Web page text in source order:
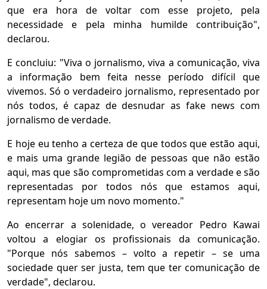
que era hora de voltar com esse projeto, pela
necessidade e pela minha humilde contribuição",
declarou.
E concluiu: "Viva o jornalismo, viva a comunicação, viva
a informação bem feita nesse período difícil que
vivemos. Só o verdadeiro jornalismo, representado por
nós todos, é capaz de desnudar as fake news com
jornalismo de verdade.
E hoje eu tenho a certeza de que todos que estão aqui,
e mais uma grande legião de pessoas que não estão
aqui, mas que são comprometidas com a verdade e são
representadas por todos nós que estamos aqui,
representam hoje um novo momento."
Ao encerrar a solenidade, o vereador Pedro Kawai
voltou a elogiar os profissionais da comunicação.
"Porque nós sabemos – volto a repetir – se uma
sociedade quer ser justa, tem que ter comunicação de
verdade", declarou.